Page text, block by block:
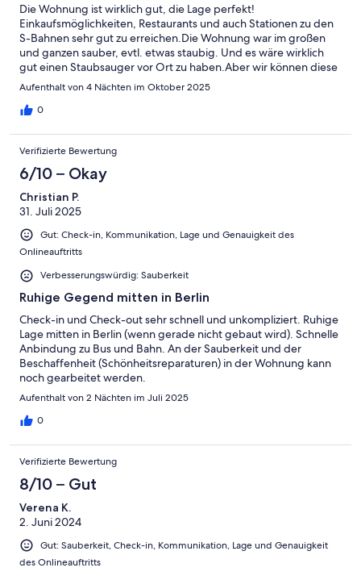
Die Wohnung ist wirklich gut, die Lage perfekt!
Einkaufsmöglichkeiten, Restaurants und auch Stationen zu den
S-Bahnen sehr gut zu erreichen.Die Wohnung war im großen
und ganzen sauber, evtl. etwas staubig. Und es wäre wirklich
gut einen Staubsauger vor Ort zu haben.Aber wir können diese
Wohnung wirklich weiterempfehlen.
Aufenthalt von 4 Nächten im Oktober 2025
0
Verifizierte Bewertung
6/10 – Okay
Christian P.
31. Juli 2025
Gut: Check-in, Kommunikation, Lage und Genauigkeit des
Onlineauftritts
Verbesserungswürdig: Sauberkeit
Ruhige Gegend mitten in Berlin
Check-in und Check-out sehr schnell und unkompliziert. Ruhige
Lage mitten in Berlin (wenn gerade nicht gebaut wird). Schnelle
Anbindung zu Bus und Bahn. An der Sauberkeit und der
Beschaffenheit (Schönheitsreparaturen) in der Wohnung kann
noch gearbeitet werden.
Aufenthalt von 2 Nächten im Juli 2025
0
Verifizierte Bewertung
8/10 – Gut
Verena K.
2. Juni 2024
Gut: Sauberkeit, Check-in, Kommunikation, Lage und Genauigkeit
des Onlineauftritts